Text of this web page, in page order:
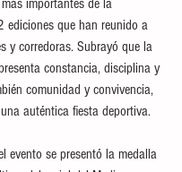
importantes de la
ediciones que han reunido a
y corredoras. Subrayó que la
constancia, disciplina y
comunidad y convivencia,
auténtica fiesta deportiva.
evento se presentó la medalla